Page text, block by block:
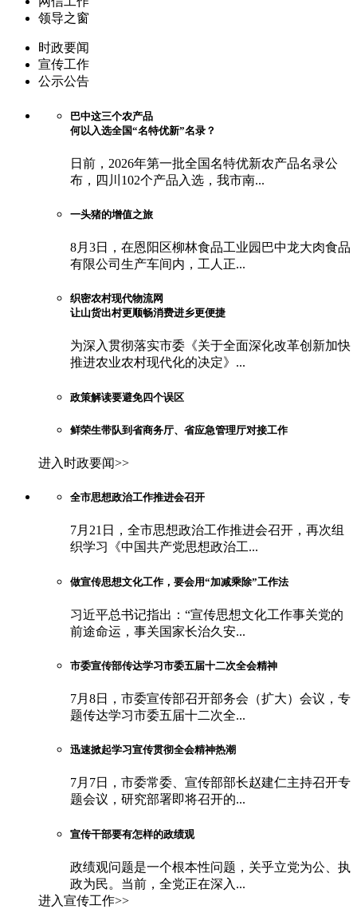
领导之窗
时政要闻
宣传工作
公示公告
巴中这三个农产品
何以入选全国“名特优新”名录？
日前，2026年第一批全国名特优新农产品名录公
布，四川102个产品入选，我市南...
一头猪的增值之旅
8月3日，在恩阳区柳林食品工业园巴中龙大肉食品
有限公司生产车间内，工人正...
织密农村现代物流网
让山货出村更顺畅消费进乡更便捷
为深入贯彻落实市委《关于全面深化改革创新加快
推进农业农村现代化的决定》...
政策解读要避免四个误区
鲜荣生带队到省商务厅、省应急管理厅对接工作
进入时政要闻>>
全市思想政治工作推进会召开
7月21日，全市思想政治工作推进会召开，再次组
织学习《中国共产党思想政治工...
做宣传思想文化工作，要会用“加减乘除”工作法
习近平总书记指出：“宣传思想文化工作事关党的
前途命运，事关国家长治久安...
市委宣传部传达学习市委五届十二次全会精神
7月8日，市委宣传部召开部务会（扩大）会议，专
题传达学习市委五届十二次全...
迅速掀起学习宣传贯彻全会精神热潮
7月7日，市委常委、宣传部部长赵建仁主持召开专
题会议，研究部署即将召开的...
宣传干部要有怎样的政绩观
政绩观问题是一个根本性问题，关乎立党为公、执
政为民。当前，全党正在深入...
进入宣传工作>>